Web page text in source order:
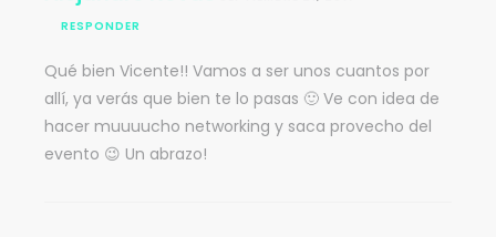
RESPONDER
Qué bien Vicente!! Vamos a ser unos cuantos por
allí, ya verás que bien te lo pasas 🙂 Ve con idea de
hacer muuuucho networking y saca provecho del
evento 😉 Un abrazo!